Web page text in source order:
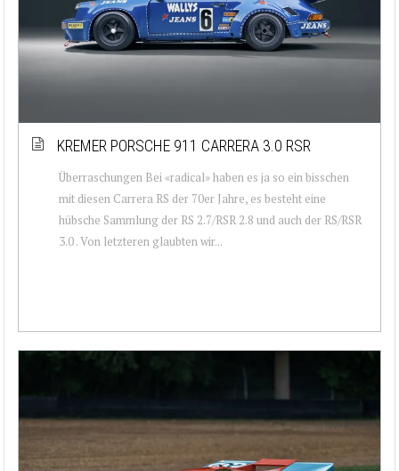
KREMER PORSCHE 911 CARRERA 3.0 RSR
Überraschungen Bei «radical» haben es ja so ein bisschen
mit diesen Carrera RS der 70er Jahre, es besteht eine
hübsche Sammlung der RS 2.7/RSR 2.8 und auch der RS/RSR
3.0 . Von letzteren glaubten wir...